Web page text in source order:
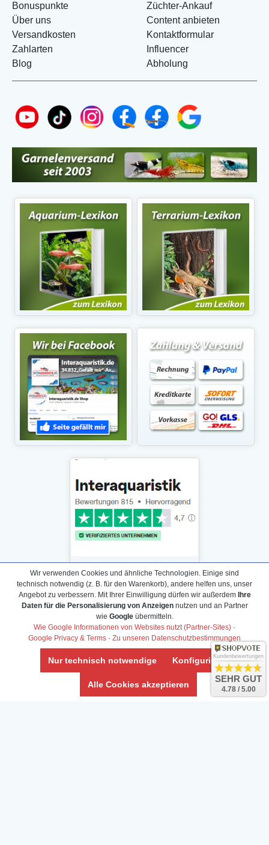
Bonuspunkte
Über uns
Versandkosten
Zahlarten
Blog
Züchter-Ankauf
Content anbieten
Kontaktformular
Influencer
Abholung
Daten­schutz­erklärung
Widerrufs­recht /Widerrufs­formular
AGB & Info
Impressum
Umwelt und Entsorgung
Vertrag widerrufen
Wir verwenden Cookies und ähnliche Technologien. Einige sind
technisch notwendig (z. B. für den Warenkorb), andere helfen uns, unser
Angebot zu verbessern. Mit Ihrer Einwilligung dürfen wir außerdem Ihre
Daten für die Personalisierung von Anzeigennutzen und an Partner
wie Googleübermitteln.
Wie Google Informationen von Websites nutzt (Partner-Sites) ·
Google Privacy & Terms · Zu unseren Datenschutzbestimmungen
Nur technisch notwendige Konfigurieren
Alle Cookies akzeptieren
Kundenbewertungen
SEHR GUT
4.78 / 5.00